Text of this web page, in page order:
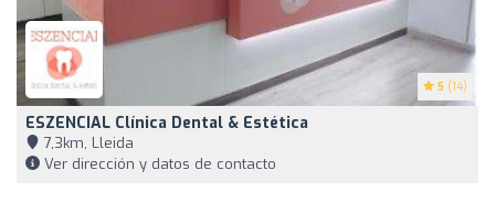
5 (14)
ESZENCIAL Clínica Dental & Estética
7,3km, Lleida
Ver dirección y datos de contacto